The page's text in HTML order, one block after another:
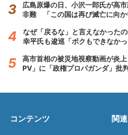
広島原爆の日、小沢一郎氏が高
非難 「この国は再び滅亡に向か
なぜ「戻るな」と言えなかった
幸平氏も逡巡「ボクもできなかっ
高市首相の被災地視察動画が炎
PV」に「政権プロパガンダ」批
コンテンツ 関